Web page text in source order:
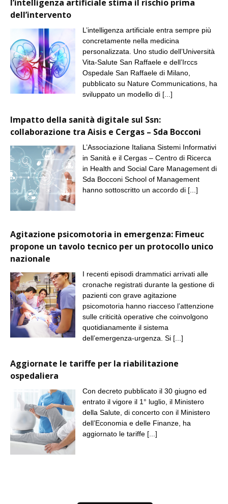
l’intelligenza artificiale stima il rischio prima
dell’intervento
L’intelligenza artificiale entra sempre più
concretamente nella medicina
personalizzata. Uno studio dell’Università
Vita-Salute San Raffaele e dell’Irccs
Ospedale San Raffaele di Milano,
pubblicato su Nature Communications, ha
sviluppato un modello di [...]
Impatto della sanità digitale sul Ssn:
collaborazione tra Aisis e Cergas – Sda Bocconi
L’Associazione Italiana Sistemi Informativi
in Sanità e il Cergas – Centro di Ricerca
in Health and Social Care Management di
Sda Bocconi School of Management
hanno sottoscritto un accordo di [...]
Agitazione psicomotoria in emergenza: Fimeuc
propone un tavolo tecnico per un protocollo unico
nazionale
I recenti episodi drammatici arrivati alle
cronache registrati durante la gestione di
pazienti con grave agitazione
psicomotoria hanno riacceso l’attenzione
sulle criticità operative che coinvolgono
quotidianamente il sistema
dell’emergenza-urgenza. Si [...]
Aggiornate le tariffe per la riabilitazione
ospedaliera
Con decreto pubblicato il 30 giugno ed
entrato il vigore il 1° luglio, il Ministero
della Salute, di concerto con il Ministero
dell’Economia e delle Finanze, ha
aggiornato le tariffe [...]